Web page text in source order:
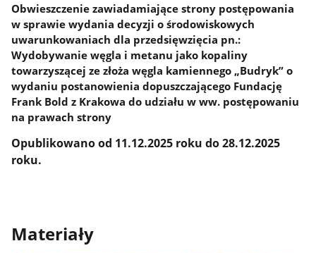
Obwieszczenie zawiadamiające strony postępowania
w sprawie wydania decyzji o środowiskowych
uwarunkowaniach dla przedsięwzięcia pn.:
Wydobywanie węgla i metanu jako kopaliny
towarzyszącej ze złoża węgla kamiennego „Budryk” o
wydaniu postanowienia dopuszczającego Fundację
Frank Bold z Krakowa do udziału w ww. postępowaniu
na prawach strony
Opublikowano od 11.12.2025 roku do 28.12.2025
roku.
Materiały